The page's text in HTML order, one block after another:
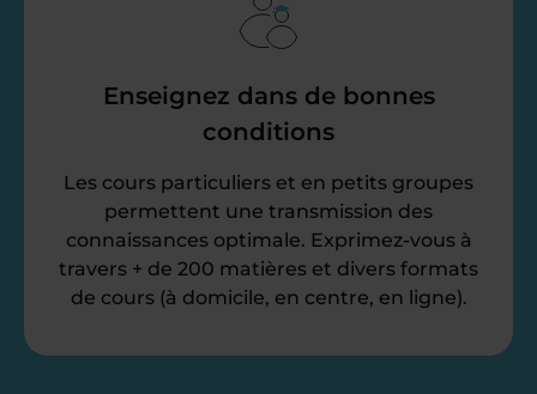
Enseignez dans de bonnes
conditions
Les cours particuliers et en petits groupes
permettent une transmission des
connaissances optimale. Exprimez-vous à
travers + de 200 matières et divers formats
de cours (à domicile, en centre, en ligne).